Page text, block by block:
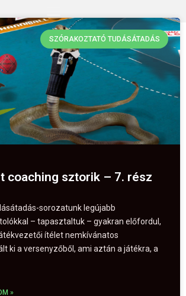
SZÓRAKOZTATÓ TUDÁSÁTADÁS
coaching sztorik – 7. rész
sorozatunk legújabb
– tapasztaltuk – gyakran előfordul,
ítélet nemkívánatos
ki a versenyzőből, ami aztán a játékra, a
»